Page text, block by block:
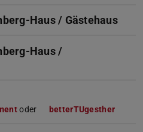
Haus / Gästehaus
Haus /
oder betterTUgesther